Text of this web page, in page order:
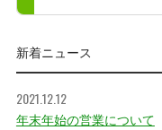
新着ニュース
2021.12.12
年末年始の営業について